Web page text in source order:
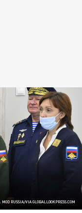
RUSSIA/VIA GLOBALLOOKPRESS.COM